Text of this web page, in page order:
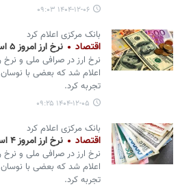
۱۴۰۴-۱۲-۰۶ ۰۹:۰۳
بانک مرکزی اعلام کرد
اقتصاد نرخ ارز امروز ۵ اسفند۱۴۰۴ + قیمت یورو
اعلام شد که بعضی با
تجربه کرد.
۱۴۰۴-۱۲-۰۵ ۰۹:۲۵
بانک مرکزی اعلام کرد
اقتصاد نرخ ارز امروز ۴ اسفند ۱۴۰۴ + قیمت یورو
اعلام شد که بعضی با
تجربه کرد.